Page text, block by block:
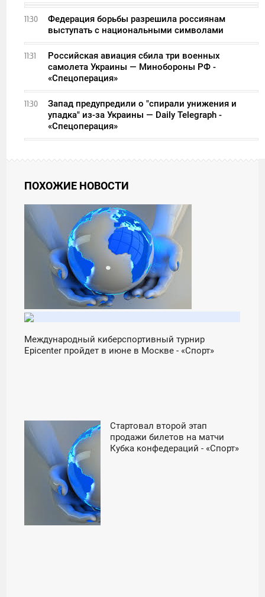
11:30
Федерация борьбы разрешила россиянам
выступать с национальными символами
11:31
Российская авиация сбила три военных
самолета Украины — Минобороны РФ -
«Спецоперация»
11:30
Запад предупредили о "спирали унижения и
упадка" из-за Украины — Daily Telegraph -
«Спецоперация»
ПОХОЖИЕ НОВОСТИ
Международный киберспортивный турнир
Epicenter пройдет в июне в Москве - «Спорт»
Стартовал второй этап
продажи билетов на матчи
Кубка конфедераций - «Спорт»